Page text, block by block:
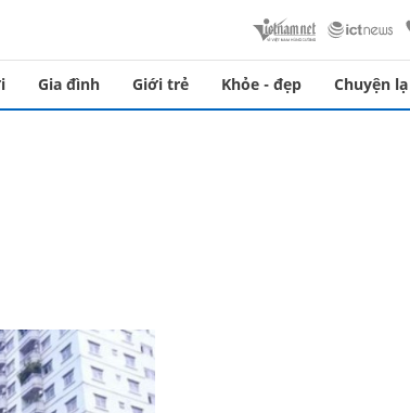
Gia đình Giới trẻ Khỏe - đẹp Chuyện lạ